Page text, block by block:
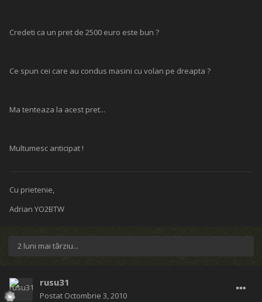
Credeti ca un pret de 2500 euro este bun ?
Ce spun cei care au condus masini cu volan pe dreapta ?
Ma tenteaza la acest pret...
Multumesc anticipat !
Cu prietenie,
Adrian YO2BTW
2 luni mai târziu...
rusu31
Postat Octombrie 3, 2010